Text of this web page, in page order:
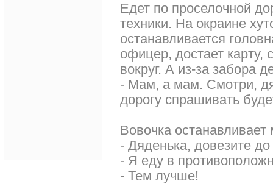
Едет по проселочной
техники. На окраине
останавливается
офицер, достает карту,
вокруг. А из-за забора
- Мам, а мам. Смотри,
дорогу спрашивать
Вовочка
- Дяденька, довезите
- Я еду в
- Тем лучше!